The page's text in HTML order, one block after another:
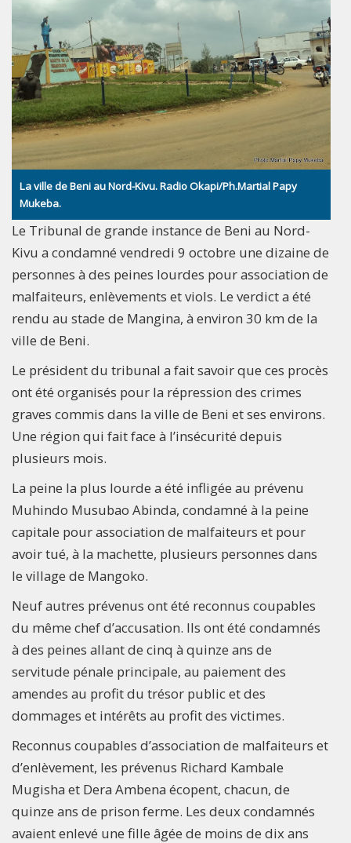
La ville de Beni au Nord-Kivu. Radio Okapi/Ph.Martial Papy
Mukeba.
Le Tribunal de grande instance de Beni au Nord-
Kivu a condamné vendredi 9 octobre une dizaine de
personnes à des peines lourdes pour association de
malfaiteurs, enlèvements et viols. Le verdict a été
rendu au stade de Mangina, à environ 30 km de la
ville de Beni.
Le président du tribunal a fait savoir que ces procès
ont été organisés pour la répression des crimes
graves commis dans la ville de Beni et ses environs.
Une région qui fait face à l’insécurité depuis
plusieurs mois.
La peine la plus lourde a été infligée au prévenu
Muhindo Musubao Abinda, condamné à la peine
capitale pour association de malfaiteurs et pour
avoir tué, à la machette, plusieurs personnes dans
le village de Mangoko.
Neuf autres prévenus ont été reconnus coupables
du même chef d’accusation. Ils ont été condamnés
à des peines allant de cinq à quinze ans de
servitude pénale principale, au paiement des
amendes au profit du trésor public et des
dommages et intérêts au profit des victimes.
Reconnus coupables d’association de malfaiteurs et
d’enlèvement, les prévenus Richard Kambale
Mugisha et Dera Ambena écopent, chacun, de
quinze ans de prison ferme. Les deux condamnés
avaient enlevé une fille âgée de moins de dix ans